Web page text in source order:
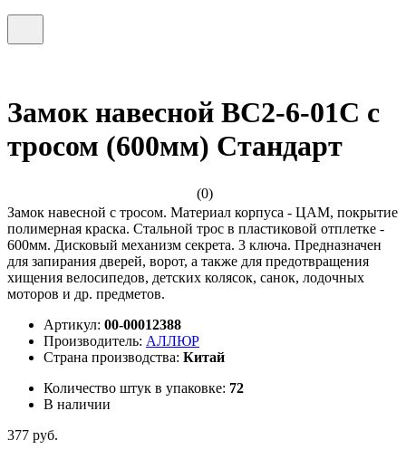
Замок навесной ВС2-6-01С с
тросом (600мм) Стандарт
(0)
Замок навесной с тросом. Материал корпуса - ЦАМ, покрытие
полимерная краска. Стальной трос в пластиковой отплетке -
600мм. Дисковый механизм секрета. 3 ключа. Предназначен
для запирания дверей, ворот, а также для предотвращения
хищения велосипедов, детских колясок, санок, лодочных
моторов и др. предметов.
Артикул: 00-00012388
Производитель: АЛЛЮР
Страна производства: Китай
Количество штук в упаковке: 72
В наличии
377 руб.